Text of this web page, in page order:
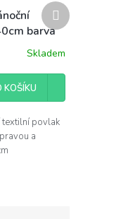
barva
Skladem
KOŠÍKU
textilní povlak
a
Další
produkt